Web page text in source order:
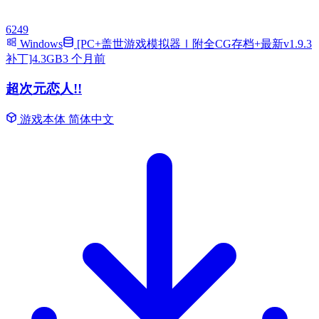
6249
Windows
[PC+盖世游戏模拟器Ⅰ附全CG存档+最新v1.9.3
补丁]4.3GB3 个月前
超次元恋人!!
游戏本体 简体中文